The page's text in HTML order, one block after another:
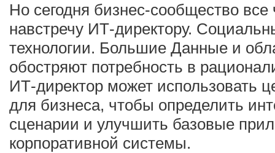
Но сегодня бизнес-сообщество
навстречу ИТ-директору.
технологии. Большие Данные и
обостряют потребность в
ИТ-директор может использовать
для бизнеса, чтобы определить
сценарии и улучшить базовые
корпоративной системы.